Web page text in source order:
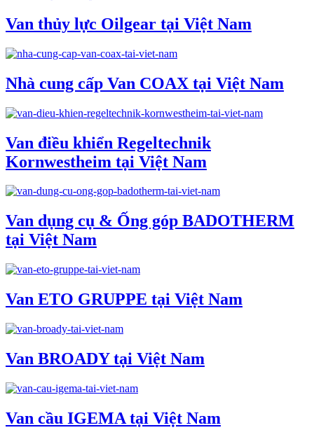
Van thủy lực Oilgear tại Việt Nam
Nhà cung cấp Van COAX tại Việt Nam
Van điều khiển Regeltechnik
Kornwestheim tại Việt Nam
Van dụng cụ & Ống góp BADOTHERM
tại Việt Nam
Van ETO GRUPPE tại Việt Nam
Van BROADY tại Việt Nam
Van cầu IGEMA tại Việt Nam